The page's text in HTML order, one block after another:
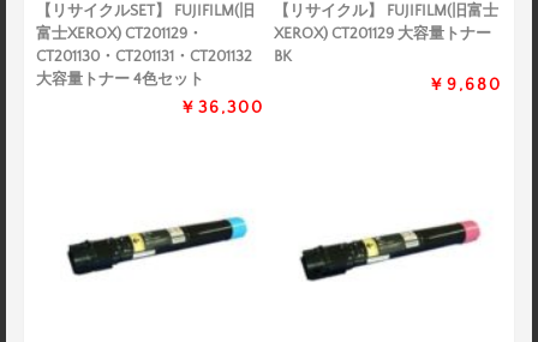
【リサイクルSET】 FUJIFILM(旧
富士XEROX) CT201129・
CT201130・CT201131・CT201132
大容量トナー 4色セット
￥36,300
【リサイクル】 FUJIFILM(旧富士
XEROX) CT201129 大容量トナー
BK
￥9,680